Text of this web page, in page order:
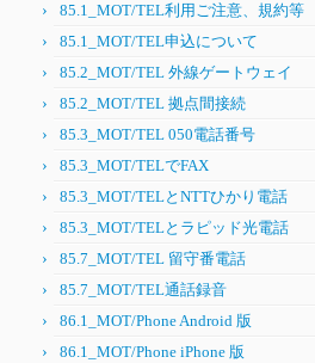
85.1_MOT/TEL利用ご注意、規約等
85.1_MOT/TEL申込について
85.2_MOT/TEL 外線ゲートウェイ
85.2_MOT/TEL 拠点間接続
85.3_MOT/TEL 050電話番号
85.3_MOT/TELでFAX
85.3_MOT/TELとNTTひかり電話
85.3_MOT/TELとラピッド光電話
85.7_MOT/TEL 留守番電話
85.7_MOT/TEL通話録音
86.1_MOT/Phone Android 版
86.1_MOT/Phone iPhone 版